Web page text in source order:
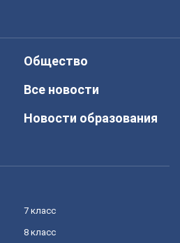
Общество
Все новости
Новости образования
7 класс
8 класс